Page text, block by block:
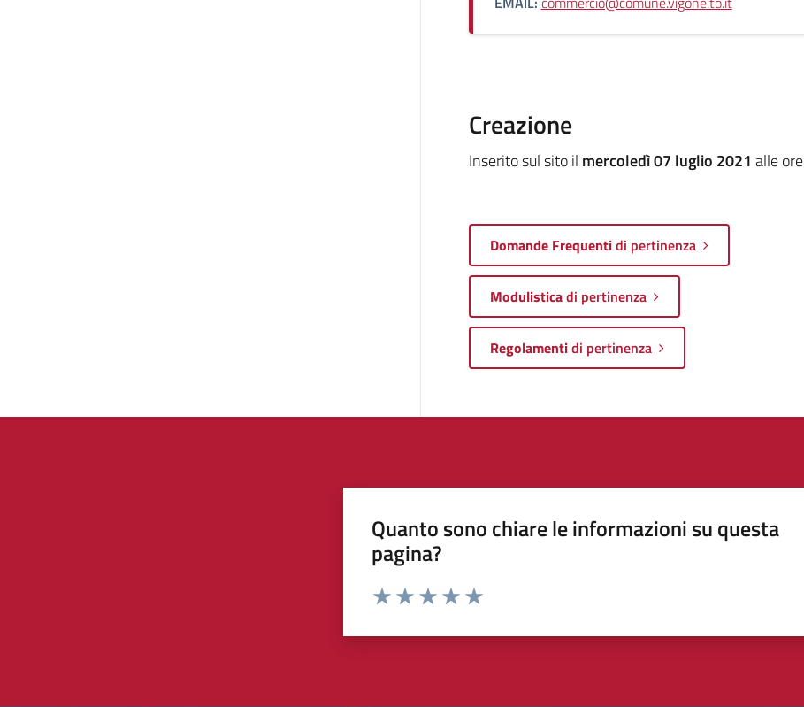
Creazione
Inserito sul sito il mercoledì 07 luglio 2021 alle ore
Domande Frequentidi pertinenza
Modulisticadi pertinenza
Regolamentidi pertinenza
Quanto sono chiare le informazioni su questa
pagina?
Valuta da 1 a 5 stelle la pagina